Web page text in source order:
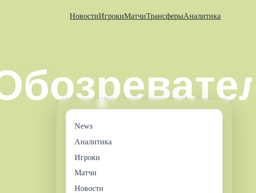
НовостиИгрокиМатчиТрансферыАналитика
News
Аналитика
Игроки
Матчи
Новости